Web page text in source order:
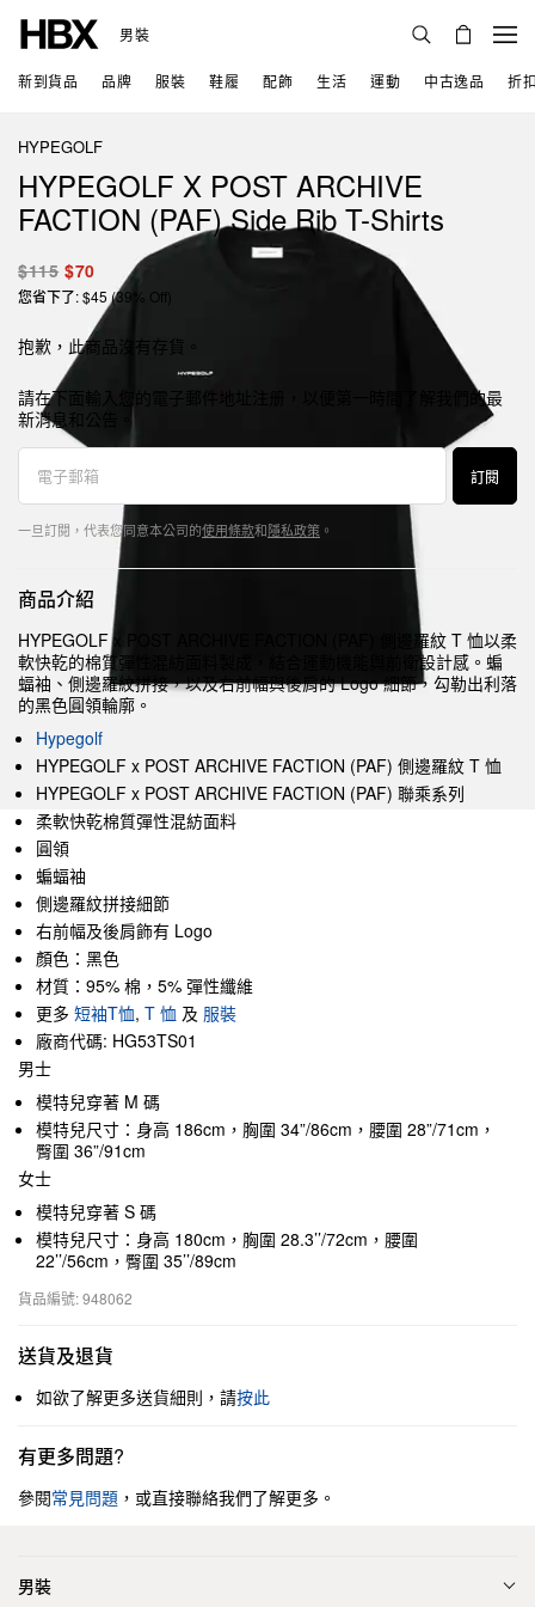
男裝
新到貨品 品牌 服裝 鞋履 配飾 生活 運動 中古逸品 折
HYPEGOLF
HYPEGOLF X POST ARCHIVE
FACTION (PAF) Side Rib T-Shirts
$115 $70
您省下了: $45 (39% Off)
抱歉，此商品沒有存貨。
請在下面輸入您的電子郵件地址注册，以便第一時間了解我們的最
新消息和公告。
訂閱
一旦訂閱，代表您同意本公司的使用條款和隱私政策 。
商品介紹
HYPEGOLF x POST ARCHIVE FACTION (PAF) 側邊羅紋 T 恤以柔
軟快乾的棉質彈性混紡面料製成，結合運動機能與前衛設計感。蝙
蝠袖、側邊羅紋拼接，以及右前幅與後肩的 Logo 細節，勾勒出利落
的黑色圓領輪廓。
Hypegolf
HYPEGOLF x POST ARCHIVE FACTION (PAF) 側邊羅紋 T 恤
HYPEGOLF x POST ARCHIVE FACTION (PAF) 聯乘系列
柔軟快乾棉質彈性混紡面料
圓領
蝙蝠袖
側邊羅紋拼接細節
右前幅及後肩飾有 Logo
顏色：黑色
材質：95% 棉，5% 彈性纖維
更多 短袖T恤, T 恤 及 服裝
廠商代碼: HG53TS01
男士
模特兒穿著 M 碼
模特兒尺寸：身高 186cm，胸圍 34”/86cm，腰圍 28”/71cm，
臀圍 36”/91cm
女士
模特兒穿著 S 碼
模特兒尺寸：身高 180cm，胸圍 28.3’’/72cm，腰圍
22’’/56cm，臀圍 35’’/89cm
貨品編號: 948062
送貨及退貨
如欲了解更多送貨細則，請按此
有更多問題?
參閱常見問題 ，或直接聯絡我們了解更多。
男裝